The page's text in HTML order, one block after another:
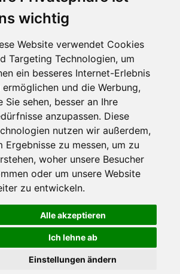
wichtig
Website verwendet Cookies
Targeting Technologien, um
ein besseres Internet-Erlebnis
ermöglichen und die Werbung,
Sie sehen, besser an Ihre
anzupassen. Diese
nutzen wir außerdem,
Ergebnisse zu messen, um zu
woher unsere Besucher
oder um unsere Website
zu entwickeln.
Alle akzeptieren
Ich lehne ab
Einstellungen ändern
того, чтобы Вы могли использовать весь функционал
Вы сможете узнать подробности и, при желании,
Партнерам
Инвесторам
Медиа
Facebook
Twitter
YouTube
Google+